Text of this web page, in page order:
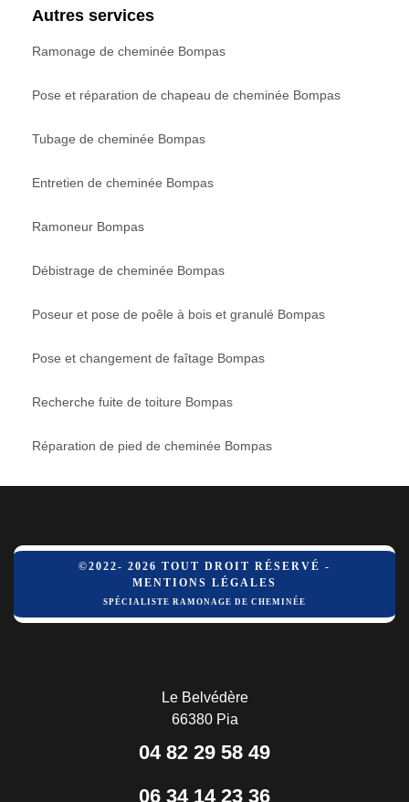
Autres services
Ramonage de cheminée Bompas
Pose et réparation de chapeau de cheminée Bompas
Tubage de cheminée Bompas
Entretien de cheminée Bompas
Ramoneur Bompas
Débistrage de cheminée Bompas
Poseur et pose de poêle à bois et granulé Bompas
Pose et changement de faîtage Bompas
Recherche fuite de toiture Bompas
Réparation de pied de cheminée Bompas
©2022- 2026 TOUT DROIT RÉSERVÉ -
MENTIONS LÉGALES
SPÉCIALISTE RAMONAGE DE CHEMINÉE
Le Belvédère
66380 Pia
04 82 29 58 49
06 34 14 23 36